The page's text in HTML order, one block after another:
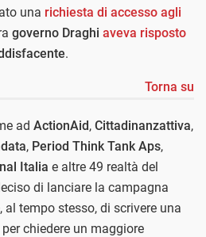
una richiesta di accesso agli
governo Draghi aveva risposto
.
Torna su
ad ActionAid, Cittadinanzattiva,
, Period Think Tank Aps,
Italia e altre 49 realtà del
di lanciare la campagna
al tempo stesso, di scrivere una
chiedere un maggiore